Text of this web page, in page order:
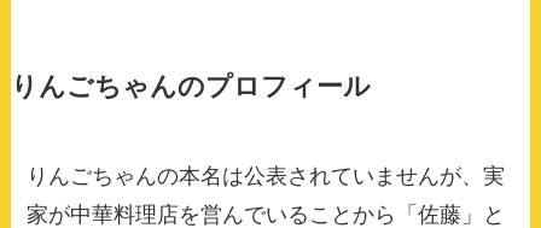
りんごちゃんのプロフィール
りんごちゃんの本名は公表されていませんが、実
家が中華料理店を営んでいることから「佐藤」と